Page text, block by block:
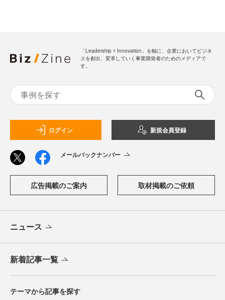
「Leadership ☓ Innovation」を軸に、企業においてビジネ
スを創出、変革していく事業開発者のためのメディアで
す。
ログイン 新規会員登録
メールバックナンバー
広告掲載のご案内 取材掲載のご依頼
ニュース
新着記事一覧
テーマから記事を探す